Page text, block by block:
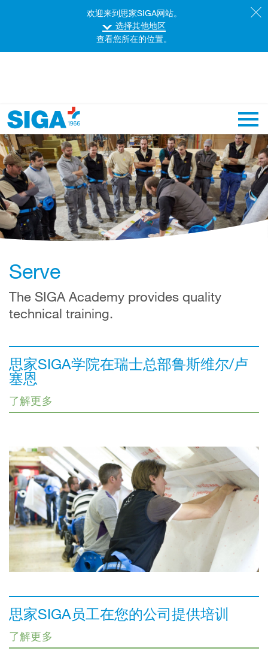
主导
Serve
The SIGA Academy provides quality
technical training.
思家SIGA学院在瑞士总部鲁斯维尔/卢
塞恩
了解更多
思家SIGA员工在您的公司提供培训
了解更多
欢迎来到思家SIGA网站。
选择其他地区
查看您所在的位置。